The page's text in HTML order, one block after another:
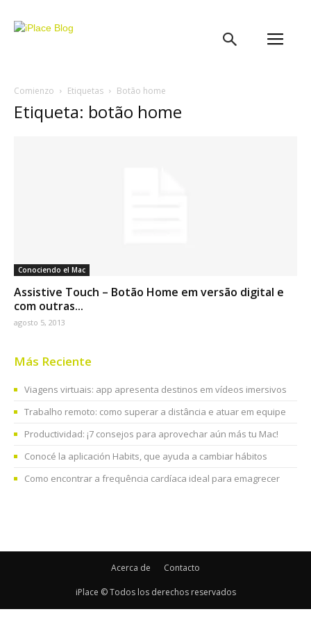
Comienzo Etiquetas Botão home
Etiqueta: botão home
Conociendo el Mac
Assistive Touch – Botão Home em versão digital e
com outras...
agosto 5, 2013
Más Reciente
Viagens virtuais: app apresenta destinos em vídeos imersivos
Trabalho remoto: como superar a distância e atuar em equipe
Productividad: ¡7 consejos para aprovechar aún más tu Mac!
Conocé la aplicación Habits, que ayuda a cambiar hábitos
Como encontrar a frequência cardíaca ideal para emagrecer
Acerca de Contacto
iPlace © Todos los derechos reservados